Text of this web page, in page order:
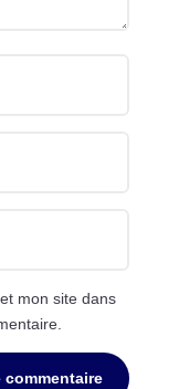
mon site dans
commentaire